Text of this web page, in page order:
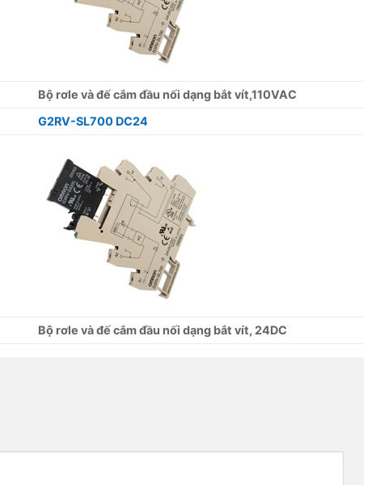
Bộ rơle và đế cắm đầu nối dạng bắt vít,110VAC
G2RV-SL700 DC24
Bộ rơle và đế cắm đầu nối dạng bắt vít, 24DC